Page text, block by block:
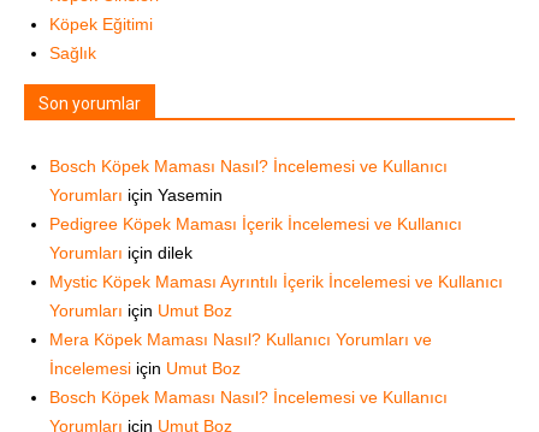
Köpek Eğitimi
Sağlık
Son yorumlar
Bosch Köpek Maması Nasıl? İncelemesi ve Kullanıcı
Yorumları için Yasemin
Pedigree Köpek Maması İçerik İncelemesi ve Kullanıcı
Yorumları için dilek
Mystic Köpek Maması Ayrıntılı İçerik İncelemesi ve Kullanıcı
Yorumları için Umut Boz
Mera Köpek Maması Nasıl? Kullanıcı Yorumları ve
İncelemesi için Umut Boz
Bosch Köpek Maması Nasıl? İncelemesi ve Kullanıcı
Yorumları için Umut Boz